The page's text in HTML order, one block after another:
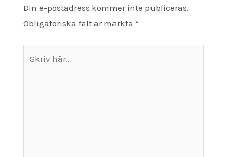
Din e-postadress kommer inte publiceras.
Obligatoriska fält är märkta *